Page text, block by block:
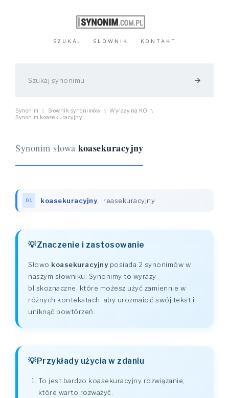
SZUKAJ SŁOWNIK KONTAKT
arrow_forward
Synonim \ Słownik synonimów \ Wyrazy na KO \
Synonim koasekuracyjny
Synonim słowa koasekuracyjny
01 koasekuracyjny, reasekuracyjny
Znaczenie i zastosowanie
Słowo koasekuracyjnyposiada 2 synonimów w
naszym słowniku. Synonimy to wyrazy
bliskoznaczne, które możesz użyć zamiennie w
różnych kontekstach, aby urozmaicić swój tekst i
uniknąć powtórzeń.
Przykłady użycia w zdaniu
To jest bardzo koasekuracyjny rozwiązanie,
które warto rozważyć.